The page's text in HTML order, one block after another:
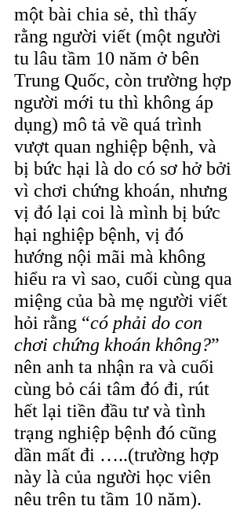
một bài chia sẻ, thì thấy
rằng người viết (một người
tu lâu tầm 10 năm ở bên
Trung Quốc, còn trường hợp
người mới tu thì không áp
dụng) mô tả về quá trình
vượt quan nghiệp bệnh, và
bị bức hại là do có sơ hở bởi
vì chơi chứng khoán, nhưng
vị đó lại coi là mình bị bức
hại nghiệp bệnh, vị đó
hướng nội mãi mà không
hiểu ra vì sao, cuối cùng qua
miệng của bà mẹ người viết
hỏi rằng “có phải do con
chơi chứng khoán không?”
nên anh ta nhận ra và cuối
cùng bỏ cái tâm đó đi, rút
hết lại tiền đầu tư và tình
trạng nghiệp bệnh đó cũng
dần mất đi …..(trường hợp
này là của người học viên
nêu trên tu tầm 10 năm).